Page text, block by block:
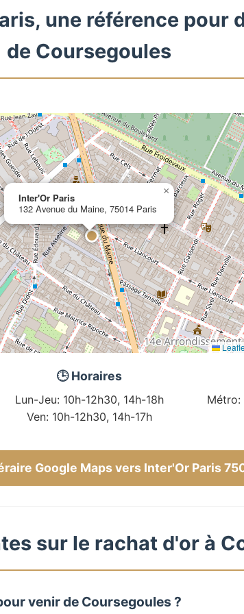
une référence pour
de Coursegoules
Inter'Or Paris
132 Avenue du Maine, 75014 Paris
×
🕒 Horaires
Lun-Jeu: 10h-12h30, 14h-18h
Ven: 10h-12h30, 14h-17h
Métro:
Google Maps vers Inter'Or Paris
sur le rachat d'or à
venir de Coursegoules ?